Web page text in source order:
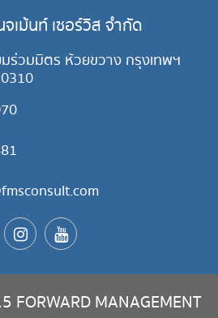
เม้นท์ เซอร์วิส จำกัด
ร่วมมิตร ห้วยขวาง กรุงเทพฯ
FORWARD MANAGEMENT